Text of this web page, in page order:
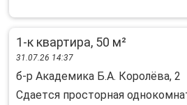
1-к квартира, 50 м²
31.07.26 14:37
б-р Академика Б.А. Королёва, 2
Cдаeтcя проcторная